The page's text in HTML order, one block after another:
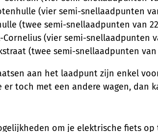
(vier semi-snellaadpunten
(twee semi-snellaadpunten van
Cornelius (vier semi-snellaadpunten
(twee semi-snellaadpunten van
aan het laadpunt zijn enkel
er toch met een andere wagen, dan
om je elektrische fiets